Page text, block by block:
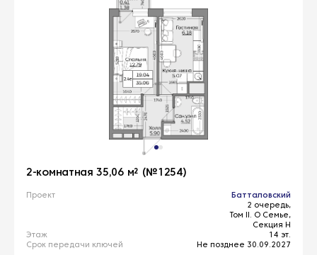
2-комнатная 35,06 м² (№1254)
Проект
Батталовский
2 очередь,
Том II. О Семье,
Секция Н
Этаж
14 эт.
Срок передачи ключей
Не позднее 30.09.2027